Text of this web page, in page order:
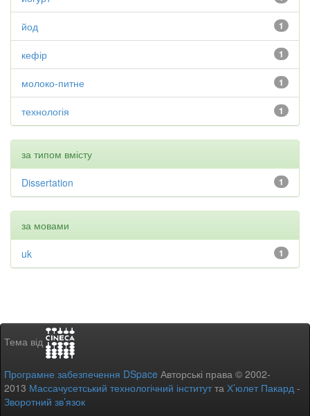
1
йод
1
кефір
1
молоко-питне
1
технологія
за типом вмісту
1
Dissertation
за мовами
1
uk
Тема від
Програмне забезпечення DSpace Авторські права © 2002-
2013 Массачусетський технологічний інститутта Х’юлет Пакард -
Зворотний зв’язок